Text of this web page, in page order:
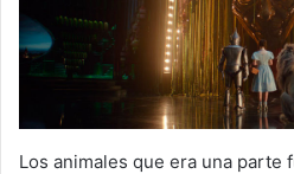
Los animales que era una parte